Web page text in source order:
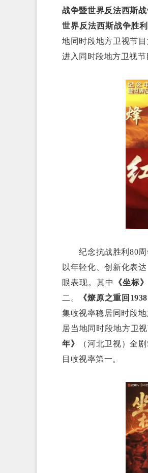
战争暨世界反法西斯
世界反法西斯战争胜
地同时段地方卫视节
进入同时段地方卫视节
纪念抗战胜利80周
以年轻化、创新化表
眼表现。其中
《坐标》
二。
《燎原之重回1938
集收视率稳居同时段地
居当地同时段地方卫
年》
（河北卫视）全
目收视率第一。